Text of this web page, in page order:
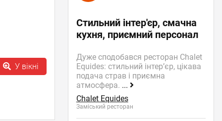
У вікні
Стильний інтер'єр, смачна
кухня, приємний персонал
Дуже сподобався ресторан Chalet
Equides: стильний інтер’єр, цікава
подача страв і приємна
атмосфера. ...
Chalet Equides
Заміський ресторан